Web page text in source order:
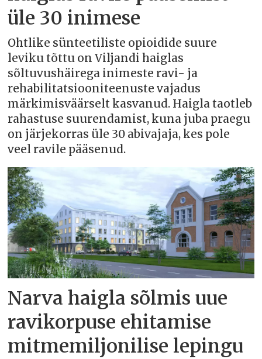
üle 30 inimese
Ohtlike sünteetiliste opioidide suure
leviku tõttu on Viljandi haiglas
sõltuvushäirega inimeste ravi- ja
rehabilitatsiooniteenuste vajadus
märkimisväärselt kasvanud. Haigla taotleb
rahastuse suurendamist, kuna juba praegu
on järjekorras üle 30 abivajaja, kes pole
veel ravile pääsenud.
Narva haigla sõlmis uue
ravikorpuse ehitamise
mitmemiljonilise lepingu